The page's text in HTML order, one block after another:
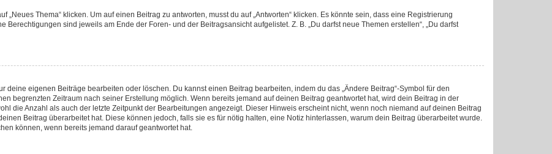
„Neues Thema“ klicken. Um auf einen Beitrag zu antworten, musst du auf „Antworten“ klicken. Es könnte sein, dass eine Registrierung
sind jeweils am Ende der Foren- und der Beitragsansicht aufgelistet. Z. B. „Du darfst neue Themen erstellen“, „Du darfst
deine eigenen Beiträge bearbeiten oder löschen. Du kannst einen Beitrag bearbeiten, indem du das „Ändere Beitrag“-Symbol für den
begrenzten Zeitraum nach seiner Erstellung möglich. Wenn bereits jemand auf deinen Beitrag geantwortet hat, wird dein Beitrag in der
die Anzahl als auch der letzte Zeitpunkt der Bearbeitungen angezeigt. Dieser Hinweis erscheint nicht, wenn noch niemand auf deinen Beitrag
Beitrag überarbeitet hat. Diese können jedoch, falls sie es für nötig halten, eine Notiz hinterlassen, warum dein Beitrag überarbeitet wurde.
können, wenn bereits jemand darauf geantwortet hat.